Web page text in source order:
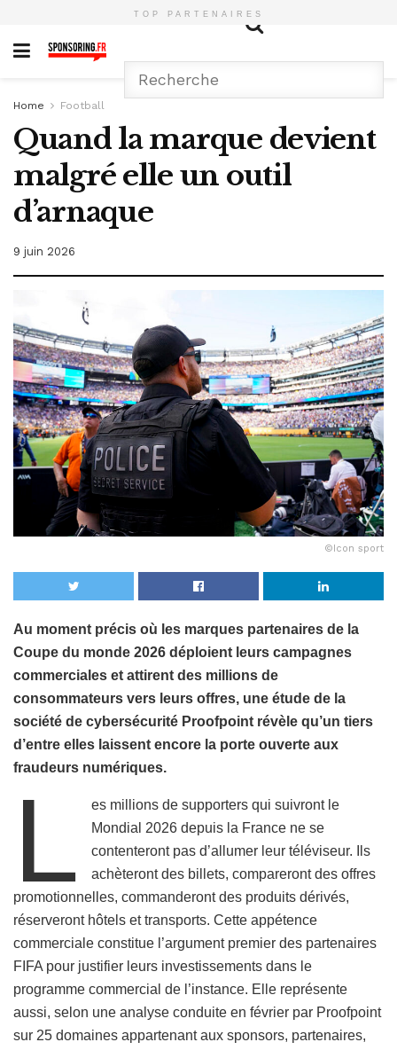
TOP PARTENAIRES
Home Football
Quand la marque devient
malgré elle un outil
d’arnaque
9 juin 2026
©Icon sport
Au moment précis où les marques partenaires de la
Coupe du monde 2026 déploient leurs campagnes
commerciales et attirent des millions de
consommateurs vers leurs offres, une étude de la
société de cybersécurité Proofpoint révèle qu’un tiers
d’entre elles laissent encore la porte ouverte aux
fraudeurs numériques.
L
es millions de supporters qui suivront le
Mondial 2026 depuis la France ne se
contenteront pas d’allumer leur téléviseur. Ils
achèteront des billets, compareront des offres
promotionnelles, commanderont des produits dérivés,
réserveront hôtels et transports. Cette appétence
commerciale constitue l’argument premier des partenaires
FIFA pour justifier leurs investissements dans le
programme commercial de l’instance. Elle représente
aussi, selon une analyse conduite en février par Proofpoint
sur 25 domaines appartenant aux sponsors, partenaires,